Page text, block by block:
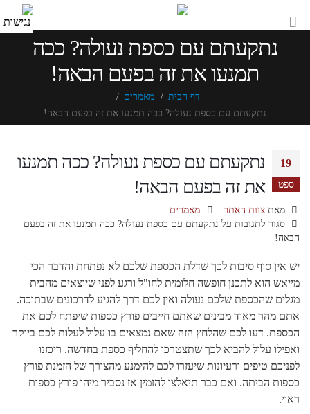
נתקעתם עם כספת נעולה? ככה
תמנעו את זה בפעם הבאה!
דף הבית
מאמרים
נתקעתם עם כספת נעולה? ככה תמנעו את זה בפעם הבאה!
19
ספט
נתקעתם עם כספת נעולה? ככה תמנעו
את זה בפעם הבאה!
מאתצוות האתר
מאמרים
סגור לתגובות על נתקעתם עם כספת נעולה? ככה תמנעו את זה בפעם
הבאה!
יש אין סוף סיבות לכך שדלת הכספת שלכם לא נפתחת והדבר הכי
מייאש הוא לתכנן חופשה חלומית לחו"ל ורגע לפני שיוצאים מהבית
מגלים שהכספת שלכם נעולה ואין לכם דרך להגיע לדרכונים שבתוכה.
אתם מהר מאוד מבינים שאתם חייבים פורץ כספות שיפתח לכם את
הכספת. דעו לכם שהלחץ הזה שאם נמצאים בו עלול לעלות לכם ביוקר
ואפילו עלול להביא לכך שתצטרכו להחליף כספת בחדשה. ריכזנו
לפניכם טיפים ורעיונות שיעזרו לכם להימנע מהצורך של הזמנת פורץ
כספות הביתה. ואם כבר תיאלצו להזמין אז נסביר מיהו פורץ כספות
ראוי.